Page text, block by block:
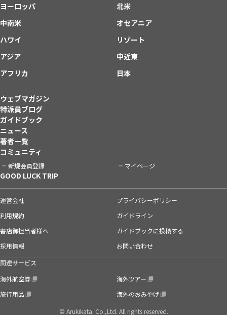
ヨーロッパ
北米
中南米
オセアニア
ハワイ
リゾート
アジア
中近東
アフリカ
日本
ウェブマガジン
特派員ブログ
ガイドブック
ニュース
著者一覧
コミュニティ
新規会員登録 マイページ
GOOD LUCK TRIP
運営会社
プライバシーポリシー
利用規約
ガイドライン
書店御担当者様へ
ガイドブックに投稿する
採用情報
お問い合わせ
関連サービス
海外航空券
海外ツアー
旅行用品
海外のおみやげ
© Arukikata. Co.,Ltd. All rights reserved.